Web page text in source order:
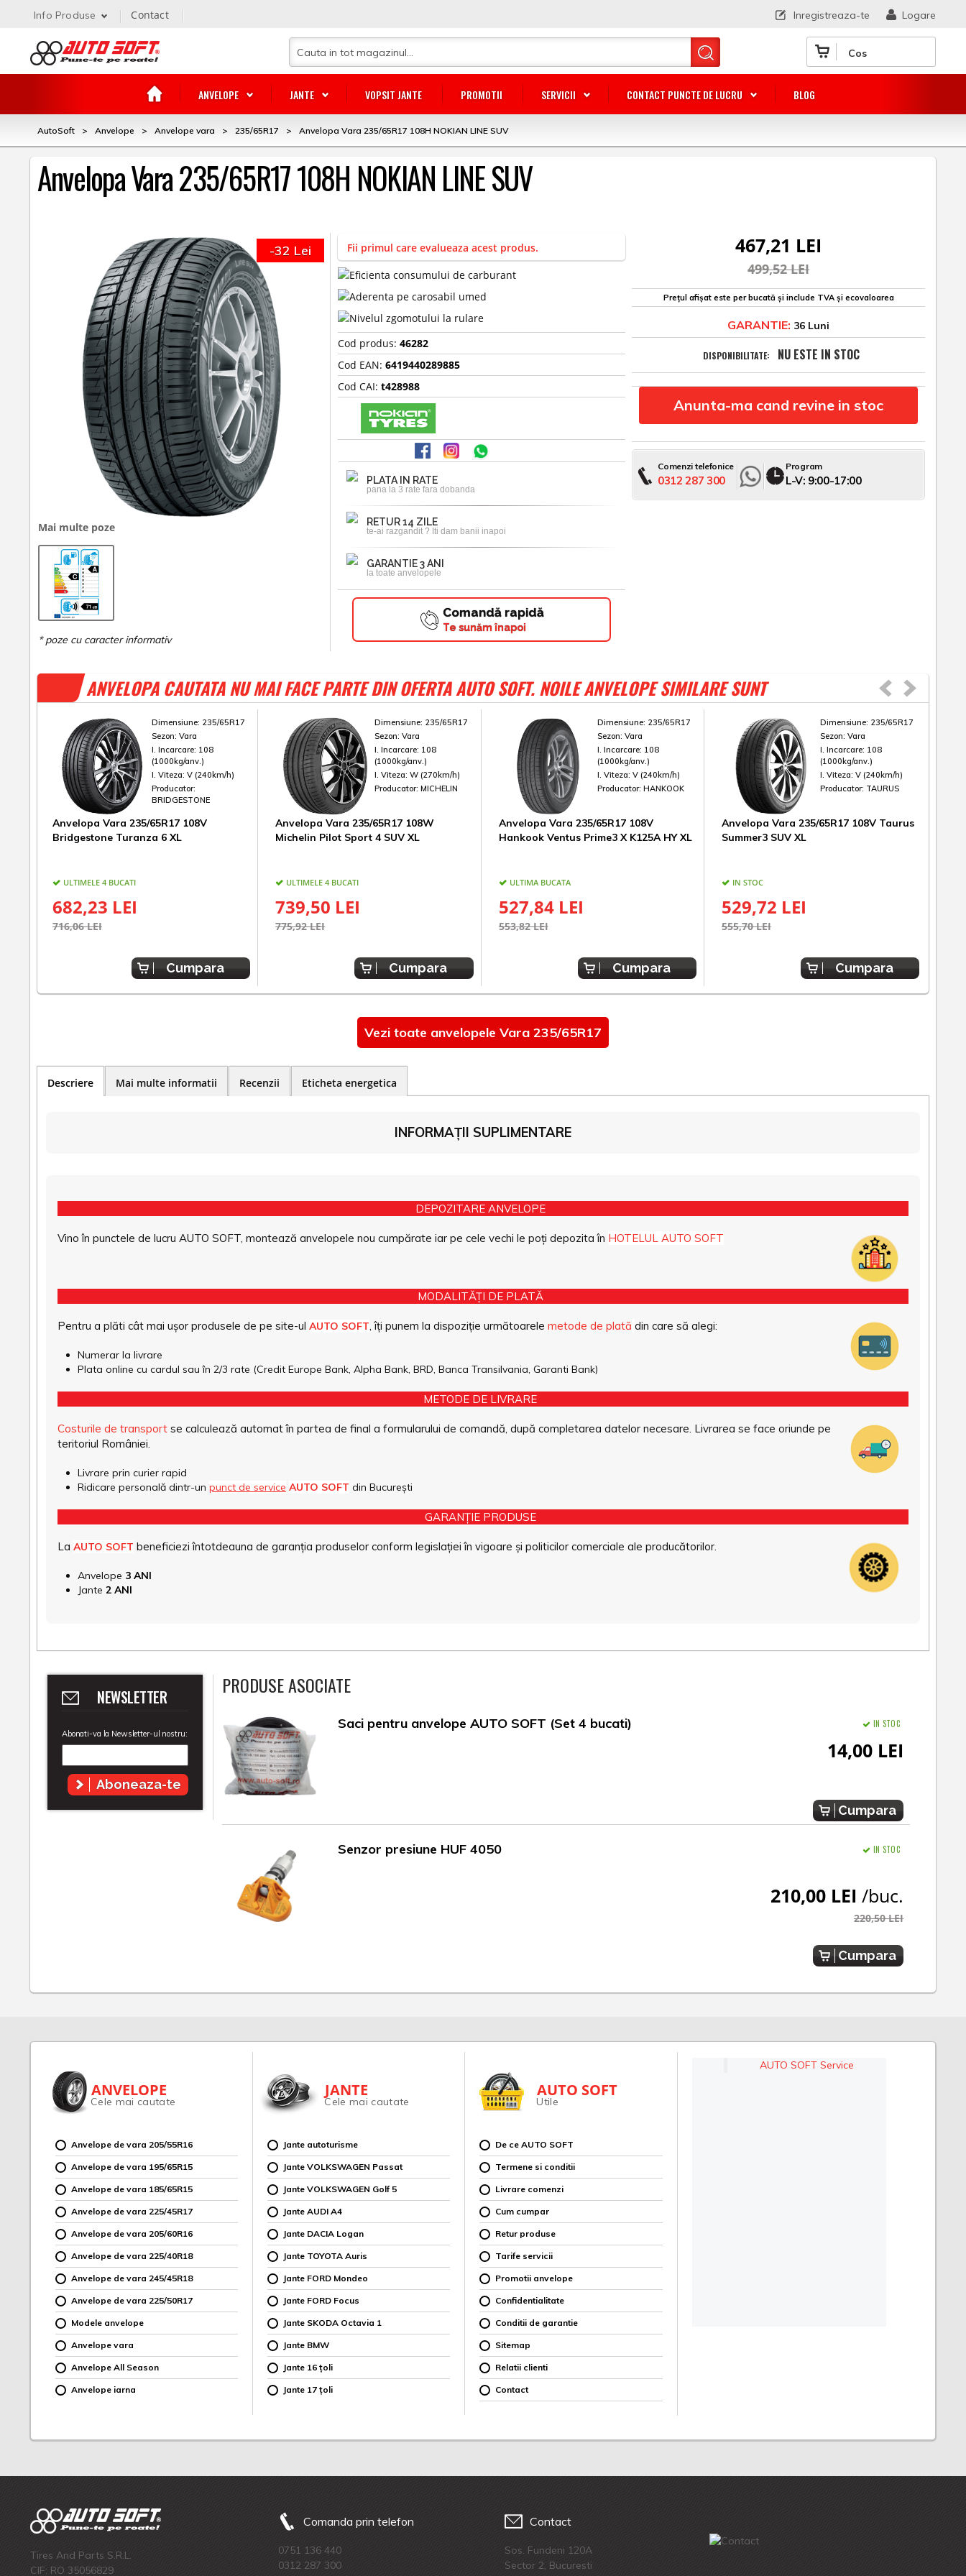
Cos
ANVELOPE JANTE VOPSIT JANTE PROMOTII SERVICII CONTACT PUNCTE DE LUCRU BLOG
Logare
Inregistreaza-te
Info Produse Contact
AutoSoft > Anvelope > Anvelope vara > 235/65R17 > Anvelopa Vara 235/65R17 108H NOKIAN LINE SUV
Anvelopa Vara 235/65R17 108H NOKIAN LINE SUV
Mai multe poze
-32 Lei Fii primul care evalueaza acest produs.
Cod produs:46282
Cod EAN:6419440289885
Cod CAI:t428988
PLATA IN RATE
pana la 3 rate fara dobanda
RETUR 14 ZILE
te-ai razgandit ? Iti dam banii inapoi
GARANTIE 3 ANI
la toate anvelopele
Comandă rapidă
Te sunăm înapoi
467,21 LEI
499,52 LEI
Prețul afișat este per bucată și include TVA și ecovaloarea
GARANTIE: 36 Luni
DISPONIBILITATE: NU ESTE IN STOC
Anunta-ma cand revine in stoc
Comenzi telefonice
0312 287 300
Program
L-V: 9:00-17:00
ANVELOPA CAUTATA NU MAI FACE PARTE DIN OFERTA AUTO SOFT. NOILE ANVELOPE SIMILARE SUNT
Dimensiune: 235/65R17
Sezon: Vara
I. Incarcare: 108
(1000kg/anv.)
I. Viteza: V (240km/h)
Producator:
BRIDGESTONE
Anvelopa Vara 235/65R17 108V
Bridgestone Turanza 6 XL
ULTIMELE 4 BUCATI
682,23 LEI
716,06 LEI
Cumpara
Dimensiune: 235/65R17
Sezon: Vara
I. Incarcare: 108
(1000kg/anv.)
I. Viteza: W (270km/h)
Producator: MICHELIN
Anvelopa Vara 235/65R17 108W
Michelin Pilot Sport 4 SUV XL
ULTIMELE 4 BUCATI
739,50 LEI
775,92 LEI
Cumpara
Dimensiune: 235/65R17
Sezon:Vara
I. Incarcare: 108
(1000kg/anv.)
I. Viteza:V (240km/h)
Producator:HANKOOK
Anvelopa Vara 235/65R17 108V
Hankook Ventus Prime3 X K125A HY XL
ULTIMA BUCATA
527,84 LEI
553,82 LEI
Cumpara
Dimensiune: 235/65R17
Sezon:Vara
I. Incarcare: 108
(1000kg/anv.)
I. Viteza:V (240km/h)
Producator: TAURUS
Anvelopa Vara 235/65R17 108V Taurus
Summer3 SUV XL
IN STOC
529,72 LEI
555,70 LEI
Cumpara
Vezi toate anvelopele Vara 235/65R17
Descriere Mai multe informatii Recenzii Eticheta energetica
INFORMAȚII SUPLIMENTARE
DEPOZITARE ANVELOPE
Vino în punctele de lucru AUTO SOFT, montează anvelopele nou cumpărate iar pe cele vechi le poți depozita în HOTELUL AUTO SOFT
MODALITĂȚI DE PLATĂ
Pentru a plăti cât mai ușor produsele de pe site-ul AUTO SOFT, îți punem la dispoziție următoarele metode de plată din care să alegi:
Numerar la livrare
Plata online cu cardul sau în 2/3 rate (Credit Europe Bank, Alpha Bank, BRD, Banca Transilvania, Garanti Bank)
METODE DE LIVRARE
Costurile de transport se calculează automat în partea de final a formularului de comandă, după completarea datelor necesare. Livrarea se face oriunde pe
teritoriul României.
Livrare prin curier rapid
Ridicare personală dintr-un punct de service AUTO SOFT din București
GARANȚIE PRODUSE
La AUTO SOFT beneficiezi întotdeauna de garanția produselor conform legislației în vigoare și politicilor comerciale ale producătorilor.
Anvelope 3 ANI
Jante 2 ANI
NEWSLETTER
Abonati-va la Newsletter-ul nostru:
Aboneaza-te
PRODUSE ASOCIATE
Saci pentru anvelope AUTO SOFT (Set 4 bucati) IN STOC
14,00 LEI
Cumpara
Senzor presiune HUF 4050 IN STOC
210,00 LEI /buc.
220,50 LEI
Cumpara
ANVELOPE
Cele mai cautate
Anvelope de vara 205/55R16
Anvelope de vara 195/65R15
Anvelope de vara 185/65R15
Anvelope de vara 225/45R17
Anvelope de vara 205/60R16
Anvelope de vara 225/40R18
Anvelope de vara 245/45R18
Anvelope de vara 225/50R17
Modele anvelope
Anvelope vara
Anvelope All Season
Anvelope iarna
JANTE
Cele mai cautate
Jante autoturisme
Jante VOLKSWAGEN Passat
Jante VOLKSWAGEN Golf 5
Jante AUDI A4
Jante DACIA Logan
Jante TOYOTA Auris
Jante FORD Mondeo
Jante FORD Focus
Jante SKODA Octavia 1
Jante BMW
Jante 16 țoli
Jante 17 țoli
AUTO SOFT
Utile
De ce AUTO SOFT
Termene si conditii
Livrare comenzi
Cum cumpar
Retur produse
Tarife servicii
Promotii anvelope
Confidentialitate
Conditii de garantie
Sitemap
Relatii clienti
Contact
AUTO SOFT Service
Tires And Parts S.R.L.
CIF: RO 35056829
Comanda prin telefon
0751 136 440
0312 287 300
Contact
Sos. Fundeni 120A
Sector 2, Bucuresti